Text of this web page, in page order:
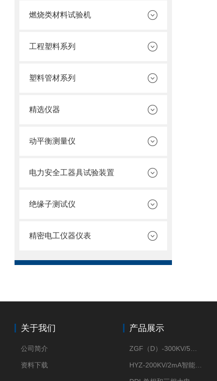
燃烧类材料试验机
工程塑料系列
塑料管材系列
精选仪器
动平衡测量仪
电力安全工器具试验装置
绝缘子测试仪
精密电工仪器仪表
关于我们
公司简介
资料下载
产品展示